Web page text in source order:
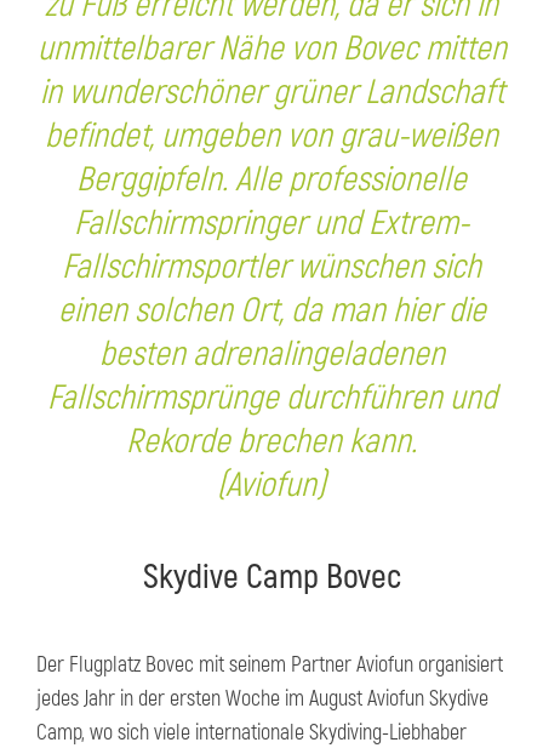
unmittelbarer Nähe von Bovec mitten
in wunderschöner grüner Landschaft
befindet, umgeben von grau-weißen
Berggipfeln. Alle professionelle
Fallschirmspringer und Extrem-
Fallschirmsportler wünschen sich
einen solchen Ort, da man hier die
besten adrenalingeladenen
Fallschirmsprünge durchführen und
Rekorde brechen kann.
(Aviofun)
Skydive Camp Bovec
Der Flugplatz Bovec mit seinem Partner Aviofun organisiert
jedes Jahr in der ersten Woche im August Aviofun Skydive
Camp, wo sich viele internationale Skydiving-Liebhaber